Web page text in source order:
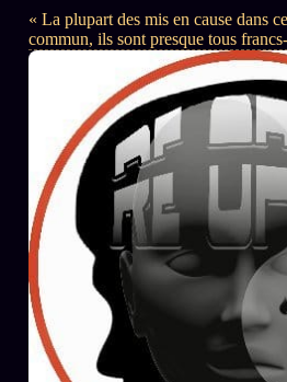
« La plupart des mis en cause dans
commun, ils sont presque tous
journaliste Nicolas Poincaré. « Ce
» affirme le chroniqueur. Lire aussi : Alejandro Jodorowsky : «
La fin de la franc-maçonnerie. Le